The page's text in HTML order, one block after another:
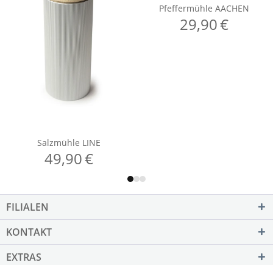
FILIALEN
KONTAKT
EXTRAS